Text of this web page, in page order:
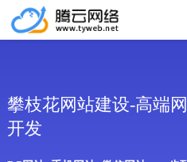
攀枝花网站建设-高端
开发